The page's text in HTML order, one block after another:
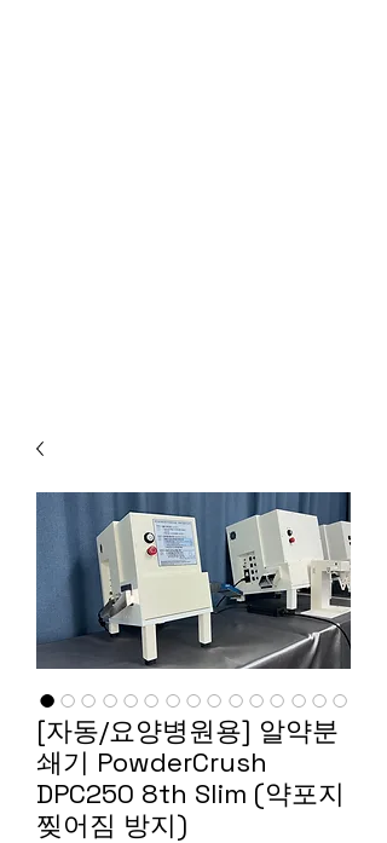
[자동/요양병원용] 알약분
쇄기 PowderCrush
DPC250 8th Slim (약포지
찢어짐 방지)